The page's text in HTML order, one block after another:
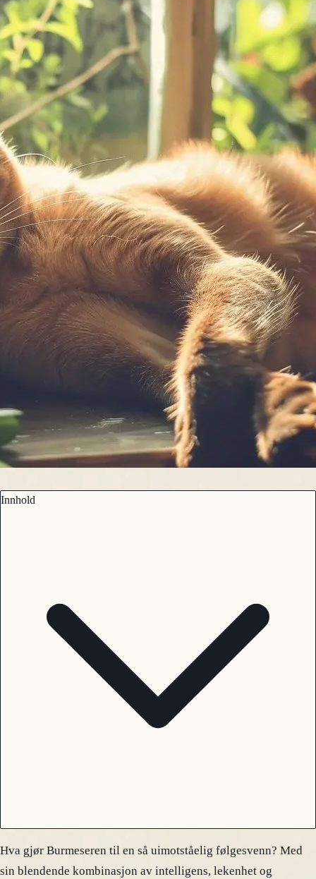
Innhold
Hva gjør Burmeseren til en så uimotståelig følgesvenn? Med
sin blendende kombinasjon av intelligens, lekenhet og